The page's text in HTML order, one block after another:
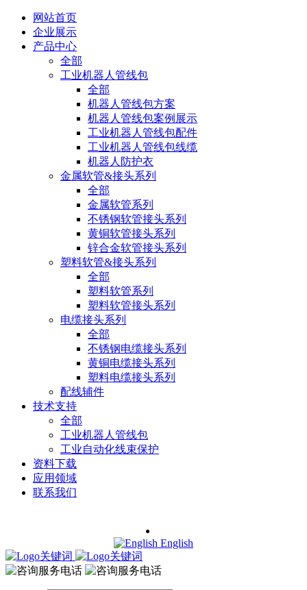
网站首页
企业展示
产品中心
全部
工业机器人管线包
全部
机器人管线包方案
机器人管线包案例展示
工业机器人管线包配件
工业机器人管线包线缆
机器人防护衣
金属软管&接头系列
全部
金属软管系列
不锈钢软管接头系列
黄铜软管接头系列
锌合金软管接头系列
塑料软管&接头系列
全部
塑料软管系列
塑料软管接头系列
电缆接头系列
全部
不锈钢电缆接头系列
黄铜电缆接头系列
塑料电缆接头系列
配线辅件
技术支持
全部
工业机器人管线包
工业自动化线束保护
资料下载
应用领域
联系我们
English